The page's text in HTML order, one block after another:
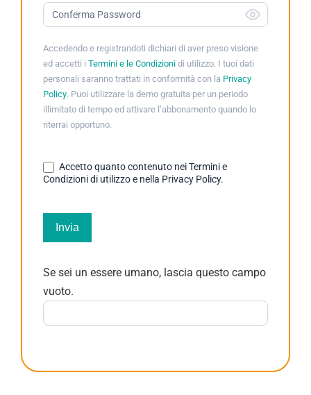
Accedendo e registrandoti dichiari di aver preso visione
ed accetti i Termini e le Condizionidi utilizzo. I tuoi dati
personali saranno trattati in conformità con la Privacy
Policy. Puoi utilizzare la demo gratuita per un periodo
illimitato di tempo ed attivare l’abbonamento quando lo
riterrai opportuno.
Accetto quanto contenuto nei Termini e
Condizioni di utilizzo e nella Privacy Policy.
Invia
Se sei un essere umano, lascia questo campo
vuoto.